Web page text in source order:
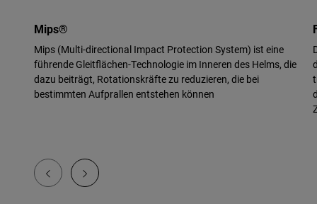
Mips®
Mips (Multi-directional Impact Protection System) ist eine
führende Gleitflächen-Technologie im Inneren des Helms, die
dazu beiträgt, Rotationskräfte zu reduzieren, die bei
bestimmten Aufprallen entstehen können